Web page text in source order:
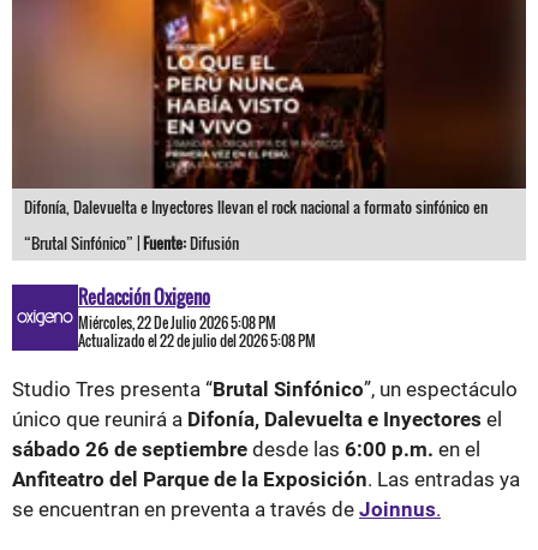
Difonía, Dalevuelta e Inyectores llevan el rock nacional a formato sinfónico en
“Brutal Sinfónico” |Fuente:Difusión
Redacción Oxigeno
Miércoles, 22 De Julio 2026 5:08 PM
Actualizado el 22 de julio del 2026 5:08 PM
Studio Tres presenta “Brutal Sinfónico”, un espectáculo
único que reunirá a Difonía, Dalevuelta e Inyectores el
sábado 26 de septiembre desde las 6:00 p.m. en el
Anfiteatro del Parque de la Exposición. Las entradas ya
se encuentran en preventa a través de Joinnus.